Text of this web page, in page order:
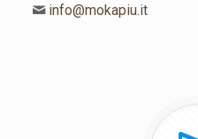
info@mokapiu.it